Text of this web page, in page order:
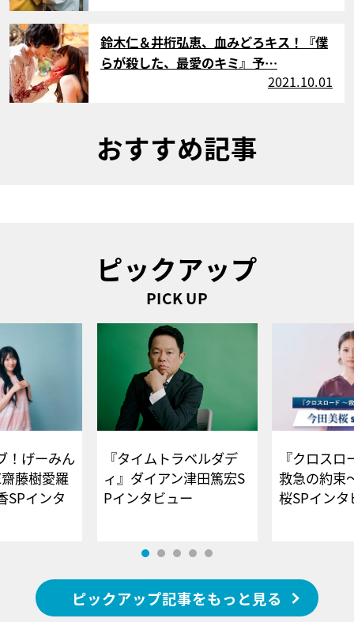
サムネイル
鈴木仁＆井桁弘恵、血みどろキス！『僕
らが殺した、最愛のキミ』予…
2021.10.01
おすすめ記事
ピックアップ
PICK UP
！げーみん
藤樹愛羅
SPインタ
『タイムトラベルダデ
ィ』ダイアン津田篤宏S
Pインタビュー
『クロス
救急の約束
桜SPイ
ピックアップ記事をもっと見る